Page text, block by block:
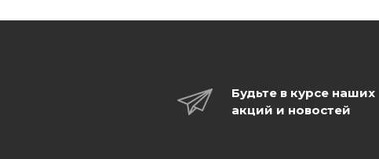
Будьте в курсе наших
акций и новостей